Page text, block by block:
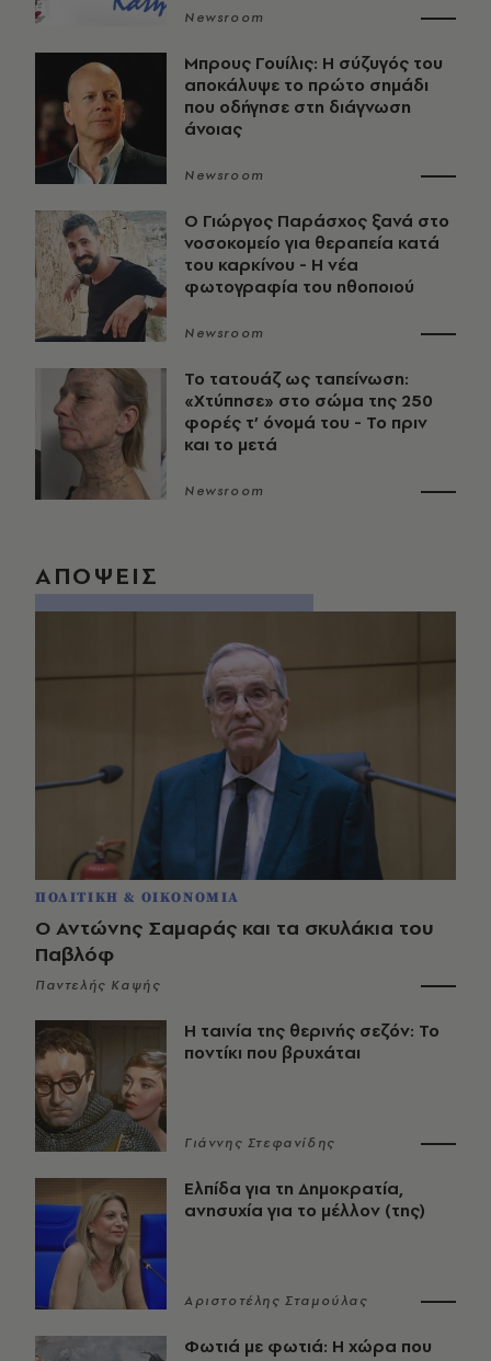
Newsroom
Μπρους Γουίλις: Η σύζυγός του
αποκάλυψε το πρώτο σημάδι
που οδήγησε στη διάγνωση
άνοιας
Newsroom
O Γιώργος Παράσχος ξανά στο
νοσοκομείο για θεραπεία κατά
του καρκίνου - Η νέα
φωτογραφία του ηθοποιού
Newsroom
Το τατουάζ ως ταπείνωση:
«Χτύπησε» στο σώμα της 250
φορές τ’ όνομά του - Το πριν
και το μετά
Newsroom
ΑΠΟΨΕΙΣ
ΠΟΛΙΤΙΚΗ & ΟΙΚΟΝΟΜΙΑ
Ο Αντώνης Σαμαράς και τα σκυλάκια του
Παβλόφ
Παντελής Καψής
Η ταινία της θερινής σεζόν: Το
ποντίκι που βρυχάται
Γιάννης Στεφανίδης
Ελπίδα για τη Δημοκρατία,
ανησυχία για το μέλλον (της)
Αριστοτέλης Σταμούλας
Φωτιά με φωτιά: Η χώρα που